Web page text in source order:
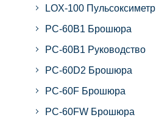
LOX-100 Пульсоксиметр
PC-60B1 Брошюра
PC-60B1 Руководство
PC-60D2 Брошюра
PC-60F Брошюра
PC-60FW Брошюра